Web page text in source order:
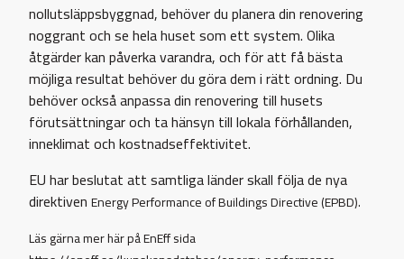
nollutsläppsbyggnad, behöver du planera din renovering
noggrant och se hela huset som ett system. Olika
åtgärder kan påverka varandra, och för att få bästa
möjliga resultat behöver du göra dem i rätt ordning. Du
behöver också anpassa din renovering till husets
förutsättningar och ta hänsyn till lokala förhållanden,
inneklimat och kostnadseffektivitet.
EU har beslutat att samtliga länder skall följa de nya
direktivenEnergy Performance of Buildings Directive (EPBD).
Läs gärna mer här på EnEff sida